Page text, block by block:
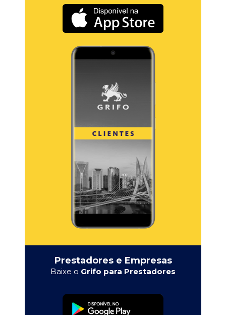
Prestadores e Empresas
Baixe o Grifo para Prestadores